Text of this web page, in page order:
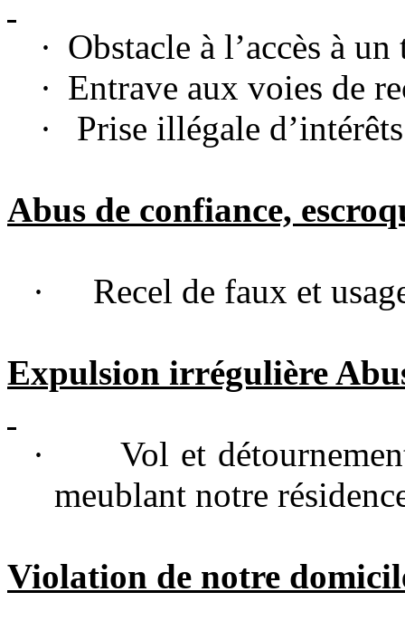
· Obstacle à l’accès à
· Entrave aux voies de
·
Prise illégale
Abus de confiance,
· Recel de faux et
Expulsion irrégulière
·
Vol et
meublant notre
Violation de notre